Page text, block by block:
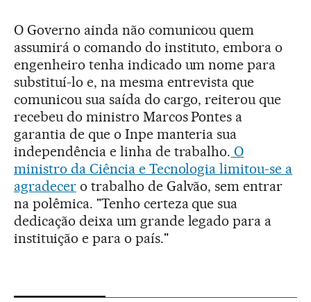
O Governo ainda não comunicou quem
assumirá o comando do instituto, embora o
engenheiro tenha indicado um nome para
substituí-lo e, na mesma entrevista que
comunicou sua saída do cargo, reiterou que
recebeu do ministro Marcos Pontes a
garantia de que o Inpe manteria sua
independência e linha de trabalho. O
ministro da Ciência e Tecnologia limitou-se a
agradecero trabalho de Galvão, sem entrar
na polêmica. "Tenho certeza que sua
dedicação deixa um grande legado para a
instituição e para o país."